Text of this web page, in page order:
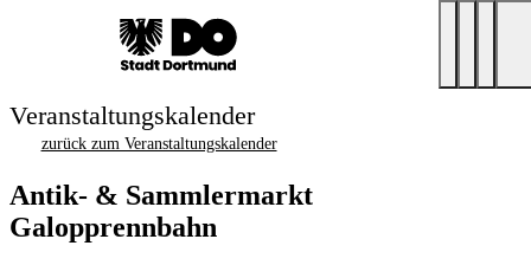
Veranstaltungskalender
zurück zum Veranstaltungskalender
Antik- & Sammlermarkt
Galopprennbahn